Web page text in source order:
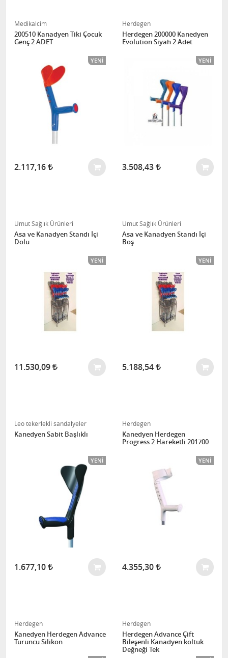
Medikalcim
200510 Kanadyen Tiki Çocuk
Genç 2 ADET
YENI
2.117,16
Herdegen
Herdegen 200000 Kanedyen
Evolution Siyah 2 Adet
YENI
3.508,43
Umut Sağlık Ürünleri
Asa ve Kanadyen Standı İçi
Dolu
YENI
11.530,09
Umut Sağlık Ürünleri
Asa ve Kanadyen Standı İçi
Boş
YENI
5.188,54
Leo tekerlekli sandalyeler
Kanedyen Sabit Başlıklı
YENI
1.677,10
Herdegen
Kanedyen Herdegen
Progress 2 Hareketli 201700
YENI
4.355,30
Herdegen
Kanedyen Herdegen Advance
Turuncu Silikon
Herdegen
Herdegen Advance Çift
Bileşenli Kanadyen koltuk
Değneği Tek